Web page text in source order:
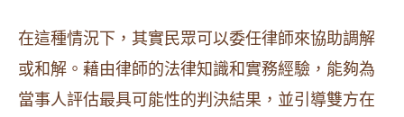
在這種情況下，其實民眾可以委任律師來協助調解
或和解。藉由律師的法律知識和實務經驗，能夠為
當事人評估最具可能性的判決結果，並引導雙方在